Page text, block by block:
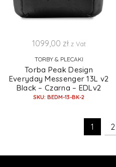
1099,00 zł z Vat
TORBY & PLECAKI
Torba Peak Design
Everyday Messenger 13L v2
Black – Czarna – EDLv2
SKU: BEDM-13-BK-2
1 2